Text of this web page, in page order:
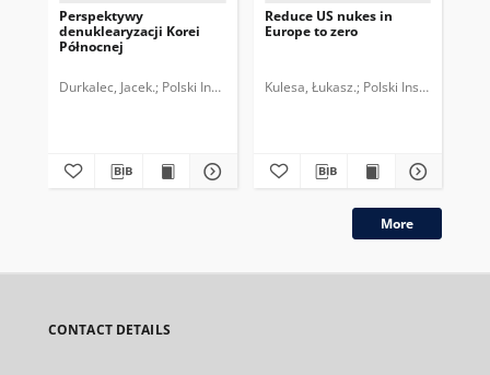
Perspektywy
denuklearyzacji Korei
Północnej
Durkalec, Jacek. Polski Instytut Spraw Międzynarodowych.
Reduce US nukes in
Europe to zero
Kulesa, Łukasz. Polski Instytut
More
CONTACT DETAILS